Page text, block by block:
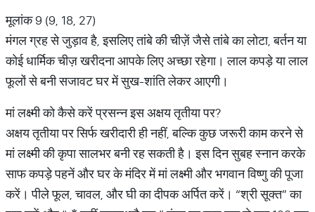
मूलांक 9 (9, 18, 27)
मंगल ग्रह से जुड़ाव है, इसलिए तांबे की चीज़ें जैसे तांबे का लोटा, बर्तन या
कोई धार्मिक चीज़ खरीदना आपके लिए अच्छा रहेगा। लाल कपड़े या लाल
फूलों से बनी सजावट घर में सुख-शांति लेकर आएगी।
मां लक्ष्मी को कैसे करें प्रसन्न इस अक्षय तृतीया पर?
अक्षय तृतीया पर सिर्फ खरीदारी ही नहीं, बल्कि कुछ जरूरी काम करने से
मां लक्ष्मी की कृपा सालभर बनी रह सकती है। इस दिन सुबह स्नान करके
साफ कपड़े पहनें और घर के मंदिर में मां लक्ष्मी और भगवान विष्णु की पूजा
करें। पीले फूल, चावल, और घी का दीपक अर्पित करें। “श्री सूक्त” का